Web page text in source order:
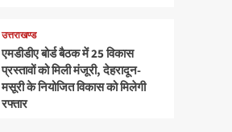
उत्तराखण्ड
एमडीडीए बोर्ड बैठक में 25 विकास
प्रस्तावों को मिली मंजूरी, देहरादून-
मसूरी के नियोजित विकास को मिलेगी
रफ्तार